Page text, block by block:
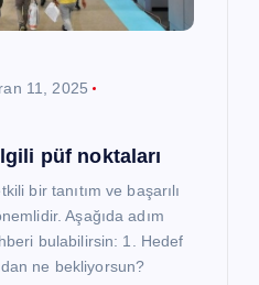
11, 2025
püf noktaları
bir tanıtım ve başarılı
Aşağıda adım
bulabilirsin: 1. Hedef
ne bekliyorsun?